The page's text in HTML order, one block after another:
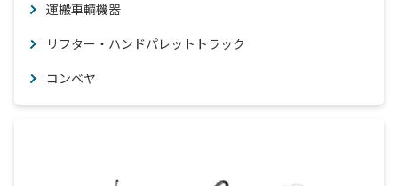
運搬車輌機器
リフター・ハンドパレットトラック
コンベヤ